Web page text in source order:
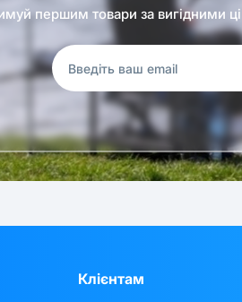
першим товари за вигідними
Клієнтам